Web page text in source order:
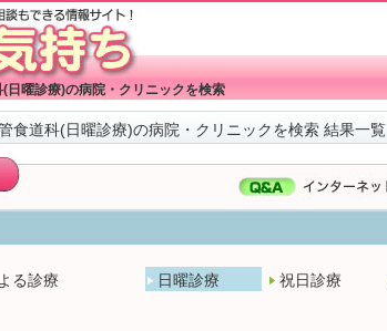
日曜診療)の病院・クリニックを検索
食道科(日曜診療)の病院・クリニックを検索 結果一覧
る診療 日曜診療 祝日診療